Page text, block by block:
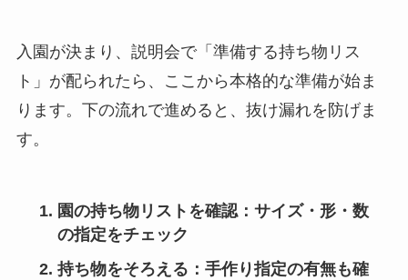
入園が決まり、説明会で「準備する持ち物リス
ト」が配られたら、ここから本格的な準備が始ま
ります。下の流れで進めると、抜け漏れを防げま
す。
園の持ち物リストを確認：サイズ・形・数
の指定をチェック
持ち物をそろえる ：手作り指定の有無も確